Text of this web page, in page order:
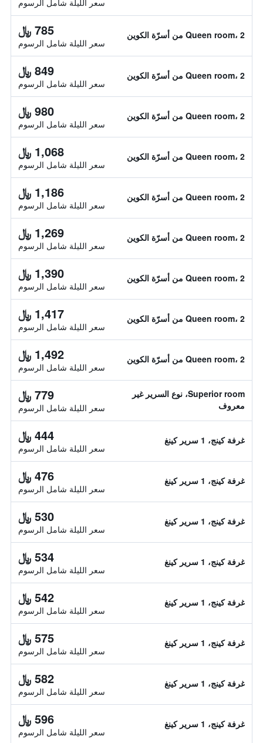
سعر الليلة شامل الرسوم
Queen room، 2 من أسرّة الكوين 785 ﷼
سعر الليلة شامل الرسوم
Queen room، 2 من أسرّة الكوين 849 ﷼
سعر الليلة شامل الرسوم
Queen room، 2 من أسرّة الكوين 980 ﷼
سعر الليلة شامل الرسوم
Queen room، 2 من أسرّة الكوين 1,068 ﷼
سعر الليلة شامل الرسوم
Queen room، 2 من أسرّة الكوين 1,186 ﷼
سعر الليلة شامل الرسوم
Queen room، 2 من أسرّة الكوين 1,269 ﷼
سعر الليلة شامل الرسوم
Queen room، 2 من أسرّة الكوين 1,390 ﷼
سعر الليلة شامل الرسوم
Queen room، 2 من أسرّة الكوين 1,417 ﷼
سعر الليلة شامل الرسوم
Queen room، 2 من أسرّة الكوين 1,492 ﷼
سعر الليلة شامل الرسوم
Superior room، نوع السرير غير
معروف
779 ﷼
سعر الليلة شامل الرسوم
غرفة كينج، 1 سرير كينغ 444 ﷼
سعر الليلة شامل الرسوم
غرفة كينج، 1 سرير كينغ 476 ﷼
سعر الليلة شامل الرسوم
غرفة كينج، 1 سرير كينغ 530 ﷼
سعر الليلة شامل الرسوم
غرفة كينج، 1 سرير كينغ 534 ﷼
سعر الليلة شامل الرسوم
غرفة كينج، 1 سرير كينغ 542 ﷼
سعر الليلة شامل الرسوم
غرفة كينج، 1 سرير كينغ 575 ﷼
سعر الليلة شامل الرسوم
غرفة كينج، 1 سرير كينغ 582 ﷼
سعر الليلة شامل الرسوم
غرفة كينج، 1 سرير كينغ 596 ﷼
سعر الليلة شامل الرسوم